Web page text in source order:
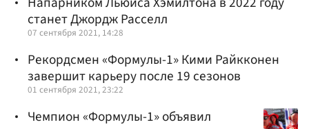
станет Джордж Расселл
07 сентября 2021, 14:28
Рекордсмен «Формулы-1» Кими Райкконен
завершит карьеру после 19 сезонов
01 сентября 2021, 23:22
Чемпион «Формулы-1» объявил